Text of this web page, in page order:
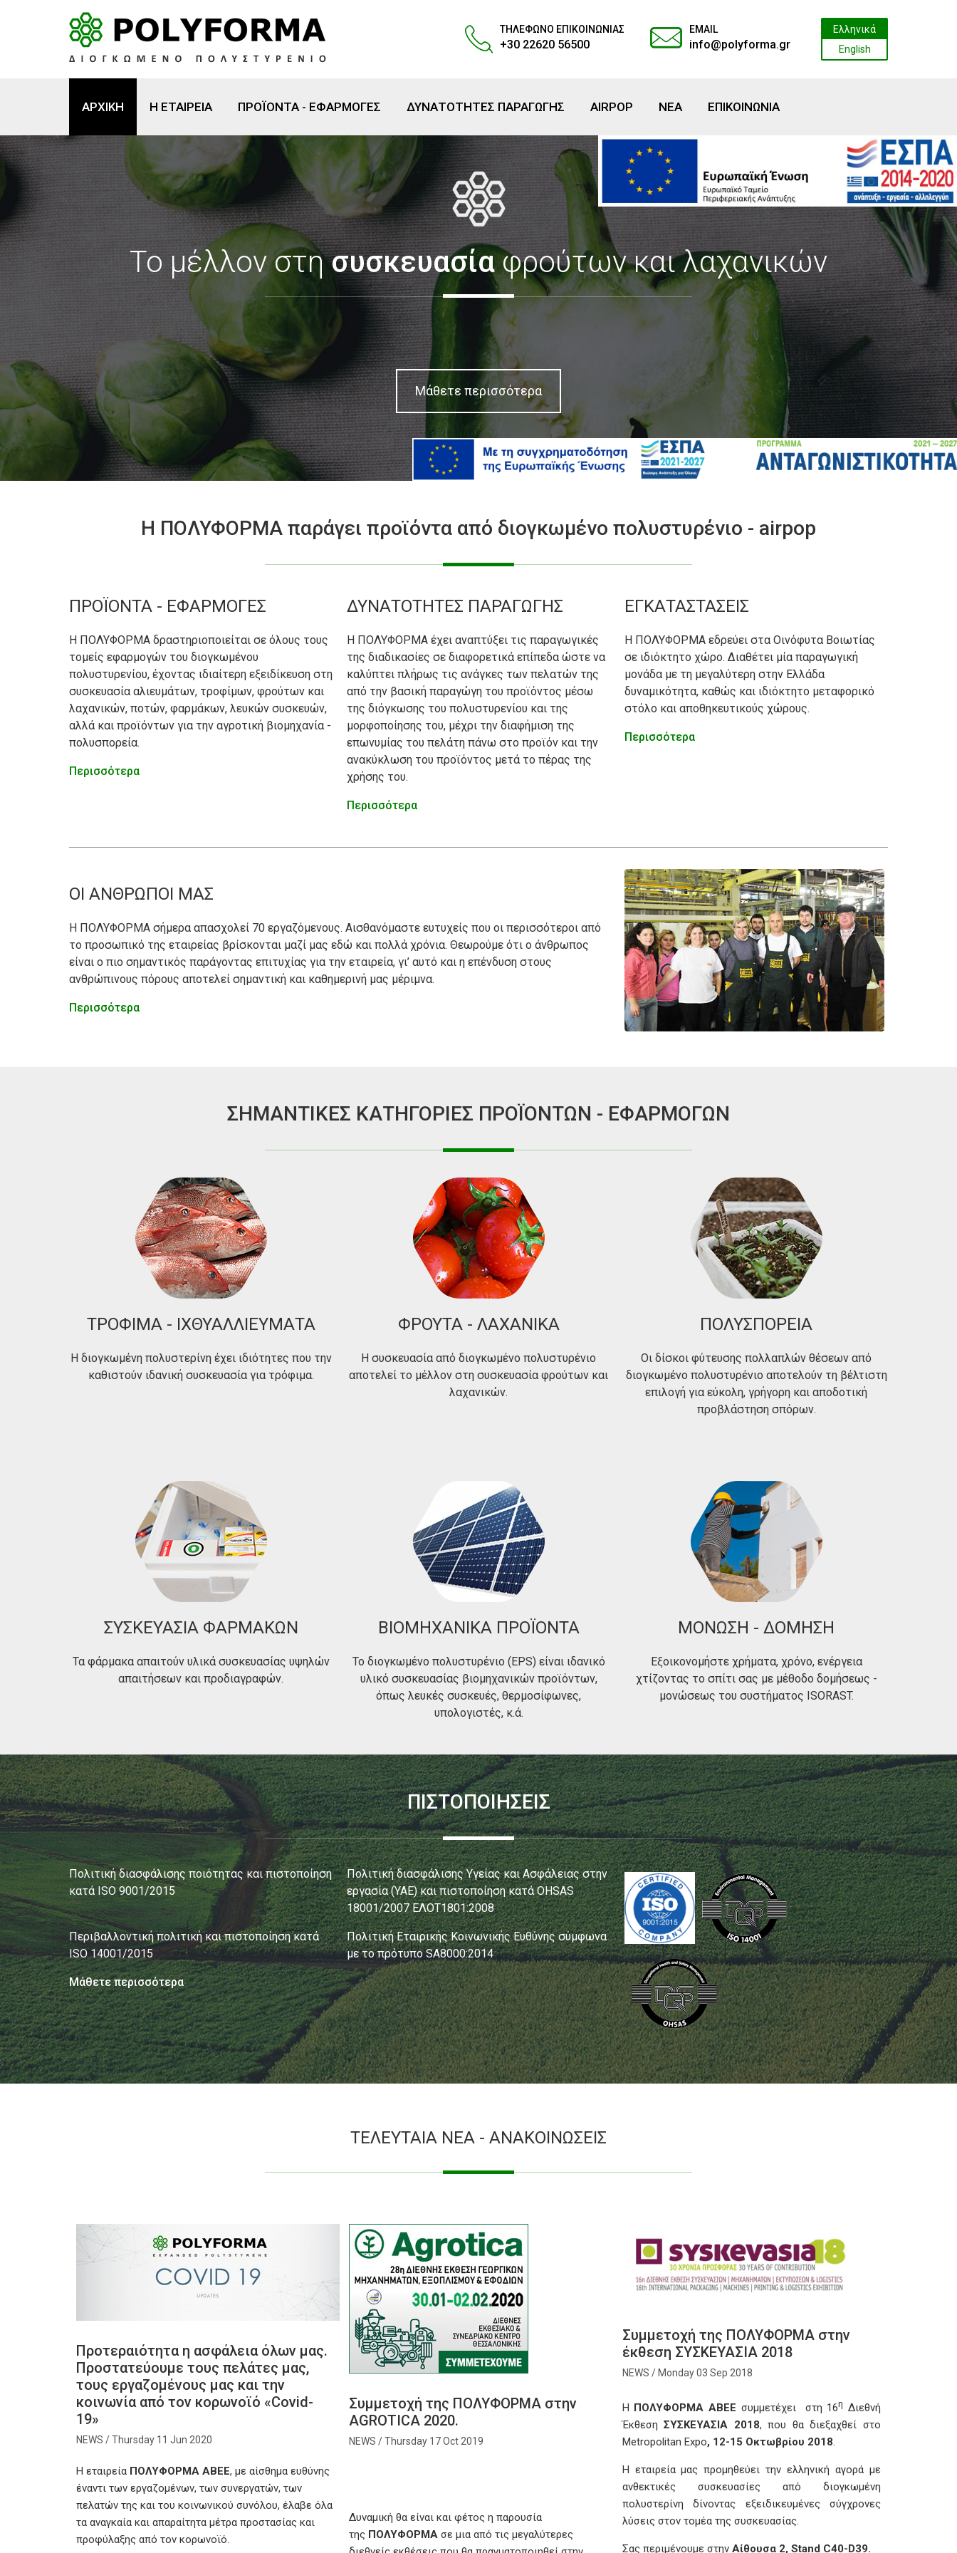
Ελληνικά
English
ΤΗΛΕΦΩΝΟ ΕΠΙΚΟΙΝΩΝΙΑΣ
+30 22620 56500
EMAIL
info@polyforma.gr
ΑΡΧΙΚΗ Η ΕΤΑΙΡΕΙΑ ΠΡΟΪΟΝΤΑ - ΕΦΑΡΜΟΓΕΣ ΔΥΝΑΤΟΤΗΤΕΣ ΠΑΡΑΓΩΓΗΣ AIRPOP ΝΕΑ ΕΠΙΚΟΙΝΩΝΙΑ
Το μέλλον στησυσκευασίαφρούτων και λαχανικών
Μάθετε περισσότερα
Η ΠΟΛΥΦΟΡΜΑ παράγει προϊόντα από διογκωμένο πολυστυρένιο - airpop
ΠΡΟΪΟΝΤΑ - ΕΦΑΡΜΟΓΕΣ
Η ΠΟΛΥΦΟΡΜΑ δραστηριοποιείται σε όλους τους
τομείς εφαρμογών του διογκωμένου
πολυστυρενίου, έχοντας ιδιαίτερη εξειδίκευση στη
συσκευασία αλιευμάτων, τροφίμων, φρούτων και
λαχανικών, ποτών, φαρμάκων, λευκών συσκευών,
αλλά και προϊόντων για την αγροτική βιομηχανία -
πολυσπορεία.
Περισσότερα
ΔΥΝΑΤΟΤΗΤΕΣ ΠΑΡΑΓΩΓΗΣ
Η ΠΟΛΥΦΟΡΜΑ έχει αναπτύξει τις παραγωγικές
της διαδικασίες σε διαφορετικά επίπεδα ώστε να
καλύπτει πλήρως τις ανάγκες των πελατών της
από την βασική παραγώγη του προϊόντος μέσω
της διόγκωσης του πολυστυρενίου και της
μορφοποίησης του, μέχρι την διαφήμιση της
επωνυμίας του πελάτη πάνω στο προϊόν και την
ανακύκλωση του προϊόντος μετά το πέρας της
χρήσης του.
Περισσότερα
ΕΓΚΑΤΑΣΤΑΣΕΙΣ
Η ΠΟΛΥΦΟΡΜΑ εδρεύει στα Οινόφυτα Βοιωτίας
σε ιδιόκτητο χώρο. Διαθέτει μία παραγωγική
μονάδα με τη μεγαλύτερη στην Ελλάδα
δυναμικότητα, καθώς και ιδιόκτητο μεταφορικό
στόλο και αποθηκευτικούς χώρους.
Περισσότερα
ΟΙ ΑΝΘΡΩΠΟΙ ΜΑΣ
Η ΠΟΛΥΦΟΡΜΑ σήμερα απασχολεί 70 εργαζόμενους. Αισθανόμαστε ευτυχείς που οι περισσότεροι από
το προσωπικό της εταιρείας βρίσκονται μαζί μας εδώ και πολλά χρόνια. Θεωρούμε ότι ο άνθρωπος
είναι ο πιο σημαντικός παράγοντας επιτυχίας για την εταιρεία, γι’ αυτό και η επένδυση στους
ανθρώπινους πόρους αποτελεί σημαντική και καθημερινή μας μέριμνα.
Περισσότερα
ΣΗΜΑΝΤΙΚΕΣ ΚΑΤΗΓΟΡΙΕΣ ΠΡΟΪΟΝΤΩΝ - ΕΦΑΡΜΟΓΩΝ
ΤΡΟΦΙΜΑ - ΙΧΘΥΑΛΛΙΕΥΜΑΤΑ
Η διογκωμένη πολυστερίνη έχει ιδιότητες που την
καθιστούν ιδανική συσκευασία για τρόφιμα.
ΦΡΟΥΤΑ - ΛΑΧΑΝΙΚΑ
Η συσκευασία από διογκωμένο πολυστυρένιο
αποτελεί το μέλλον στη συσκευασία φρούτων και
λαχανικών.
ΠΟΛΥΣΠΟΡΕΙΑ
Οι δίσκοι φύτευσης πολλαπλών θέσεων από
διογκωμένο πολυστυρένιο αποτελούν τη βέλτιστη
επιλογή για εύκολη, γρήγορη και αποδοτική
προβλάστηση σπόρων.
ΣΥΣΚΕΥΑΣΙΑ ΦΑΡΜΑΚΩΝ
Τα φάρμακα απαιτούν υλικά συσκευασίας υψηλών
απαιτήσεων και προδιαγραφών.
ΒΙΟΜΗΧΑΝΙΚΑ ΠΡΟΪΟΝΤΑ
Το διογκωμένο πολυστυρένιο (EPS) είναι ιδανικό
υλικό συσκευασίας βιομηχανικών προϊόντων,
όπως λευκές συσκευές, θερμοσίφωνες,
υπολογιστές, κ.ά.
ΜΟΝΩΣΗ - ΔΟΜΗΣΗ
Εξοικονομήστε χρήματα, χρόνο, ενέργεια
χτίζοντας το σπίτι σας με μέθοδο δομήσεως -
μονώσεως του συστήματος ISORAST.
ΠΙΣΤΟΠΟΙΗΣΕΙΣ
Πολιτική διασφάλισης ποιότητας και πιστοποίηση
κατά ISO 9001/2015
Περιβαλλοντική πολιτική και πιστοποίηση κατά
ISO 14001/2015
Μάθετε περισσότερα
Πολιτική διασφάλισης Υγείας και Ασφάλειας στην
εργασία (ΥΑΕ) και πιστοποίηση κατά OHSAS
18001/2007 ΕΛΟΤ1801:2008
Πολιτική Εταιρικής Κοινωνικής Ευθύνης σύμφωνα
με το πρότυπο SA8000:2014
ΤΕΛΕΥΤΑΙΑ ΝΕΑ - ΑΝΑΚΟΙΝΩΣΕΙΣ
Προτεραιότητα η ασφάλεια όλων μας.
Προστατεύουμε τους πελάτες μας,
τους εργαζομένους μας και την
κοινωνία από τον κορωνοϊό «Covid-
19»
Thursday 11 Jun 2020
Η εταιρεία ΠΟΛΥΦΟΡΜΑ ΑΒΕΕ, με αίσθημα ευθύνης
έναντι των εργαζομένων, των συνεργατών, των
πελατών της και του κοινωνικού συνόλου, έλαβε όλα
τα αναγκαία και απαραίτητα μέτρα προστασίας και
προφύλαξης από τον κορωνοϊό.
Συμμετοχή της ΠΟΛΥΦΟΡΜΑ στην
AGROTICA 2020.
Thursday 17 Oct 2019
Δυναμική θα είναι και φέτος η παρουσία
της ΠΟΛΥΦΟΡΜΑ σε μια από τις μεγαλύτερες
Συμμετοχή της ΠΟΛΥΦΟΡΜΑ στην
έκθεση ΣΥΣΚΕΥΑΣΙΑ 2018
Monday 03 Sep 2018
Η ΠΟΛΥΦΟΡΜΑ ΑΒΕΕ συμμετέχει στη 16η Διεθνή
ΈκθεσηΣΥΣΚΕΥΑΣΙΑ 2018, που θα διεξαχθεί στο
Metropolitan Expo, 12-15 Οκτωβρίου 2018.
Η εταιρεία μας προμηθεύει την ελληνική αγορά με
ανθεκτικές συσκευασίες από διογκωμένη
πολυστερίνη δίνοντας εξειδικευμένες σύγχρονες
λύσεις στον τομέα της συσκευασίας.
Σας περιμένουμε στην Αίθουσα 2, Stand C40-D39.